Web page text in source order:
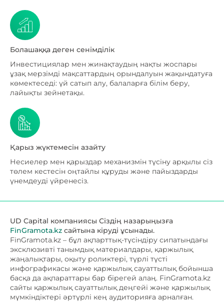
Болашаққа деген сенімділік
Инвестициялар мен жинақтаудың нақты жоспары
ұзақ мерзімді мақсаттардың орындалуын жақындатуға
көмектеседі: үй сатып алу, балаларға білім беру,
лайықты зейнетақы.
Қарыз жүктемесін азайту
Несиелер мен қарыздар механизмін түсіну арқылы сіз
төлем кестесін оңтайлы құруды және пайыздарды
үнемдеуді үйренесіз.
UD Capital компаниясы Сіздің назарыңызға
FinGramota.kz сайтына кіруді ұсынады.
FinGramota.kz – бұл ақпарттық-түсіндіру сипатындағы
эксклюзивті танымдық материалдары, қаржылық
жаңалықтары, оқыту роликтері, түрлі түсті
инфографикасы және қаржылық сауаттылық бойынша
басқа да ақпараттары бар бірегей алаң. FinGramota.kz
сайты қаржылық сауаттылық деңгейі және қаржылық
мүмкіндіктері әртүрлі кең аудиторияға арналған.